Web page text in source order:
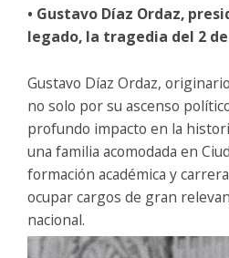
• Gustavo Díaz Ordaz,
legado, la tragedia del 2
Gustavo Díaz Ordaz,
no solo por su ascenso
profundo impacto en la
una familia acomodada en
formación académica y
ocupar cargos de gran
nacional.